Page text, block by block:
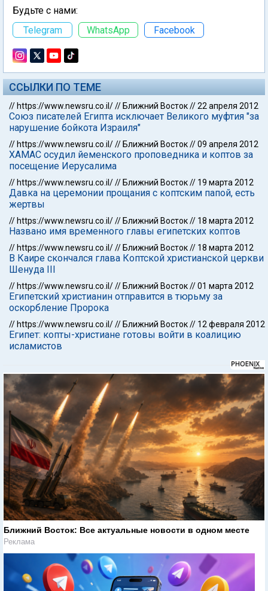
Будьте с нами:
Telegram
WhatsApp Facebook
ССЫЛКИ ПО ТЕМЕ
// https://www.newsru.co.il/// Ближний Восток//22 апреля 2012
Союз писателей Египта исключает Великого муфтия "за
нарушение бойкота Израиля"
// https://www.newsru.co.il/// Ближний Восток//09 апреля 2012
ХАМАС осудил йеменского проповедника и коптов за
посещение Иерусалима
// https://www.newsru.co.il/// Ближний Восток// 19 марта 2012
Давка на церемонии прощания с коптским папой, есть
жертвы
// https://www.newsru.co.il/// Ближний Восток// 18 марта 2012
Названо имя временного главы египетских коптов
// https://www.newsru.co.il/// Ближний Восток// 18 марта 2012
В Каире скончался глава Коптской христианской церкви
Шенуда III
// https://www.newsru.co.il/// Ближний Восток//01 марта 2012
Египетский христианин отправится в тюрьму за
оскорбление Пророка
// https://www.newsru.co.il/// Ближний Восток// 12 февраля 2012
Египет: копты-христиане готовы войти в коалицию
исламистов
Ближний Восток: Все актуальные новости в одном месте
Реклама